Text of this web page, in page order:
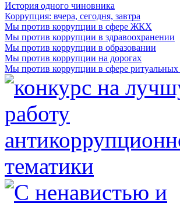
История одного чиновника
Коррупция: вчера, сегодня, завтра
Мы против коррупции в сфере ЖКХ
Мы против коррупции в здравоохранении
Мы против коррупции в образовании
Мы против коррупции на дорогах
Мы против коррупции в сфере ритуальных